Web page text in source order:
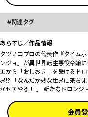
関連タグ
あらすじ／作品情報
タツノコプロの代表作『タイム
ンジョ」が異世界転生悪役令嬢
エから「おしおき」を受けるド
界!? 「なんだか妙な世界に来ち
かせてやる！ 」 新たなドロンジ
会員